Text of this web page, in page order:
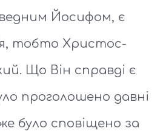
Йосифом, є
тобто Христос-
Що Він справді є
проголошено давні
було сповіщено за